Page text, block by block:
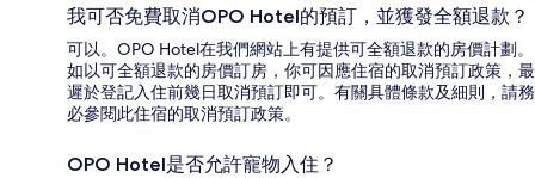
我可否免費取消OPO Hotel的預訂，並獲發全額退款？
可以。OPO Hotel在我們網站上有提供可全額退款的房價計劃。
如以可全額退款的房價訂房，你可因應住宿的取消預訂政策，最
遲於登記入住前幾日取消預訂即可。有關具體條款及細則，請務
必參閱此住宿的取消預訂政策。
OPO Hotel是否允許寵物入住？